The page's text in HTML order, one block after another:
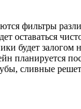
фильтры
оставаться
будет
планируется
сливные